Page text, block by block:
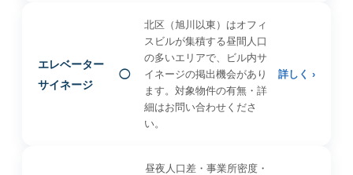
エレベーター
サイネージ
◯
北区（旭川以東）はオフィ
スビルが集積する昼間人口
の多いエリアで、ビル内サ
イネージの掲出機会があり
ます。対象物件の有無・詳
細はお問い合わせくださ
い。
詳しく ›
昼夜人口差・事業所密度・